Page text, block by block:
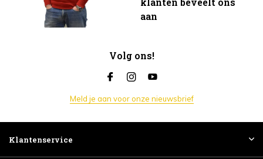
aan
Volg ons!
Meld je aan voor onze nieuwsbrief
Klantenservice